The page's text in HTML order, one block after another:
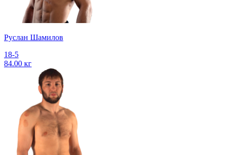
Руслан Шамилов
18-5
84.00 кг